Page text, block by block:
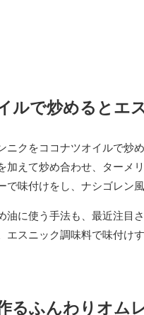
ルで炒めるとエ
ニクをココナツオイルで炒
加えて炒め合わせ、ターメ
で味付けをし、ナシゴレン
油に使う手法も、最近注目
エスニック調味料で味付け
るふんわりオム